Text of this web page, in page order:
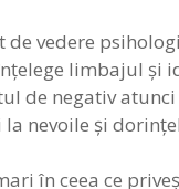
vedere
limbajul şi
de negativ
nevoile şi
în ceea ce